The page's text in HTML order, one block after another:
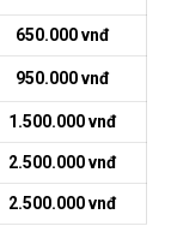
650.000 vnđ
950.000 vnđ
1.500.000 vnđ
2.500.000 vnđ
2.500.000 vnđ